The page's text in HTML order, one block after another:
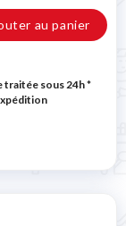
au panier
traitée sous 24h*